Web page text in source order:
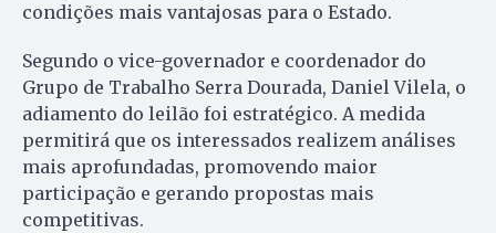
condições mais vantajosas para o Estado.
Segundo o vice-governador e coordenador do
Grupo de Trabalho Serra Dourada, Daniel Vilela, o
adiamento do leilão foi estratégico. A medida
permitirá que os interessados realizem análises
mais aprofundadas, promovendo maior
participação e gerando propostas mais
competitivas.